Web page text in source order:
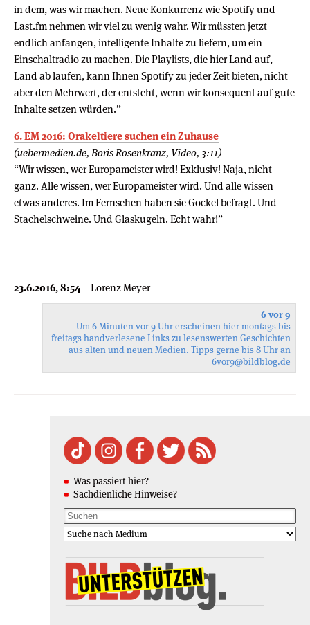
in dem, was wir machen. Neue Konkurrenz wie Spotify und
Last.fm nehmen wir viel zu wenig wahr. Wir müssten jetzt
endlich anfangen, intelligente Inhalte zu liefern, um ein
Einschaltradio zu machen. Die Playlists, die hier Land auf,
Land ab laufen, kann Ihnen Spotify zu jeder Zeit bieten, nicht
aber den Mehrwert, der entsteht, wenn wir konsequent auf gute
Inhalte setzen würden.”
6. EM 2016: Orakeltiere suchen ein Zuhause
(uebermedien.de, Boris Rosenkranz, Video, 3:11)
“Wir wissen, wer Europameister wird! Exklusiv! Naja, nicht
ganz. Alle wissen, wer Europameister wird. Und alle wissen
etwas anderes. Im Fernsehen haben sie Gockel befragt. Und
Stachelschweine. Und Glaskugeln. Echt wahr!”
23.6.2016, 8:54 Lorenz Meyer
6 vor 9
Um 6 Minuten vor 9 Uhr erscheinen hier montags bis
freitags handverlesene Links zu lesenswerten Geschichten
aus alten und neuen Medien. Tipps gerne bis 8 Uhr an
6vor9@bildblog.de
Was passiert hier?
Sachdienliche Hinweise?